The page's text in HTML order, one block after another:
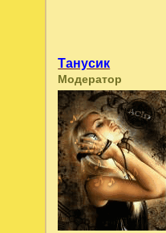
Танусик
Модератор